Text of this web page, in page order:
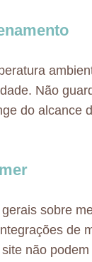
Não
do alcance
sobre
de
não